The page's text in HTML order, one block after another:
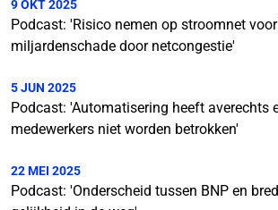
9 OKT 2025
Podcast: 'Risico nemen op stroomnet
miljardenschade door netcongestie'
5 JUN 2025
Podcast: 'Automatisering heeft averechts
medewerkers niet worden betrokken'
22 MEI 2025
Podcast: 'Onderscheid tussen BNP en